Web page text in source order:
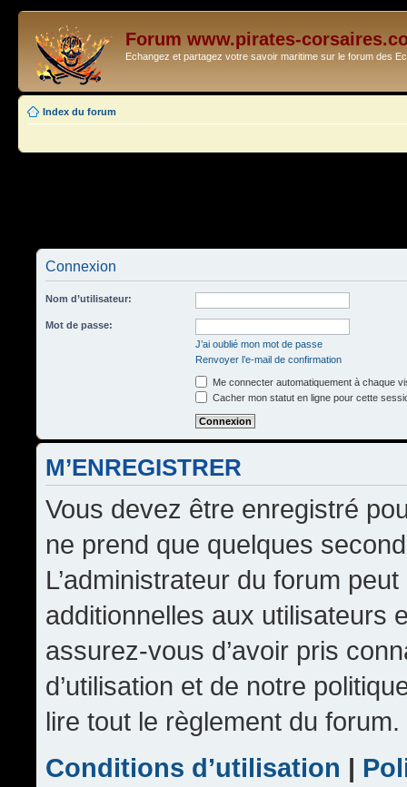
Forum www.pirates-
Echangez et partagez votre savoir maritime sur le forum des
Index du forum
Connexion
Nom d’utilisateur:
Mot de passe:
J’ai oublié mon mot de passe
Renvoyer l’e-mail de confirmation
Me connecter automatiquement à chaque
Cacher mon statut en ligne pour cette
M’ENREGISTRER
Vous devez être enregistré
ne prend que quelques
L’administrateur du forum
additionnelles aux utilisateurs
assurez-vous d’avoir pris
d’utilisation et de notre
lire tout le règlement du forum.
Conditions d’utilisation |